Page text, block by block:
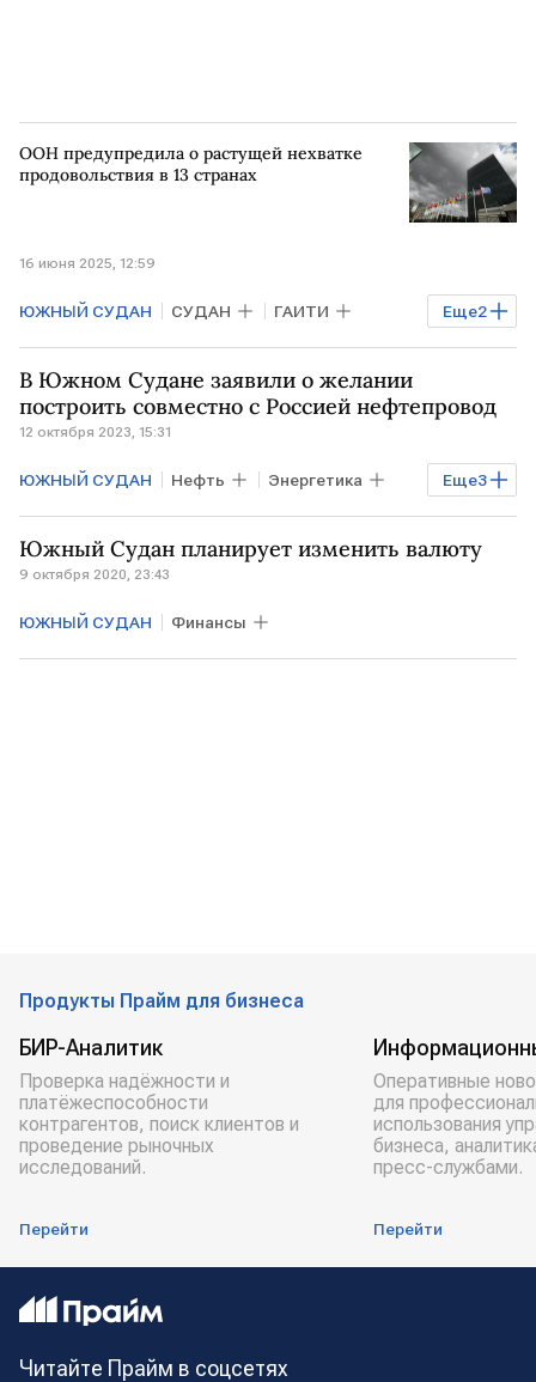
ООН предупредила о растущей нехватке
продовольствия в 13 странах
16 июня 2025, 12:59
Еще2
ЮЖНЫЙ СУДАН СУДАН ГАИТИ
ФАО ООН
В Южном Судане заявили о желании
построить совместно с Россией нефтепровод
12 октября 2023, 15:31
Еще3
ЮЖНЫЙ СУДАН Нефть Энергетика
Рынок РОССИЯ нефтепровод
Южный Судан планирует изменить валюту
9 октября 2020, 23:43
ЮЖНЫЙ СУДАН Финансы
Продукты Прайм для бизнеса
БИР-Аналитик
Проверка надёжности и
платёжеспособности
контрагентов, поиск клиентов и
проведение рыночных
исследований.
Перейти
Оперативные
для
использования
бизнеса,
пресс-службами.
Перейти
Читайте Прайм в соцсетях